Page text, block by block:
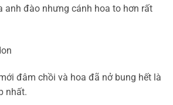
anh đào nhưng cánh hoa to hơn rất
đâm chồi và hoa đã nở bung hết là
nhất.